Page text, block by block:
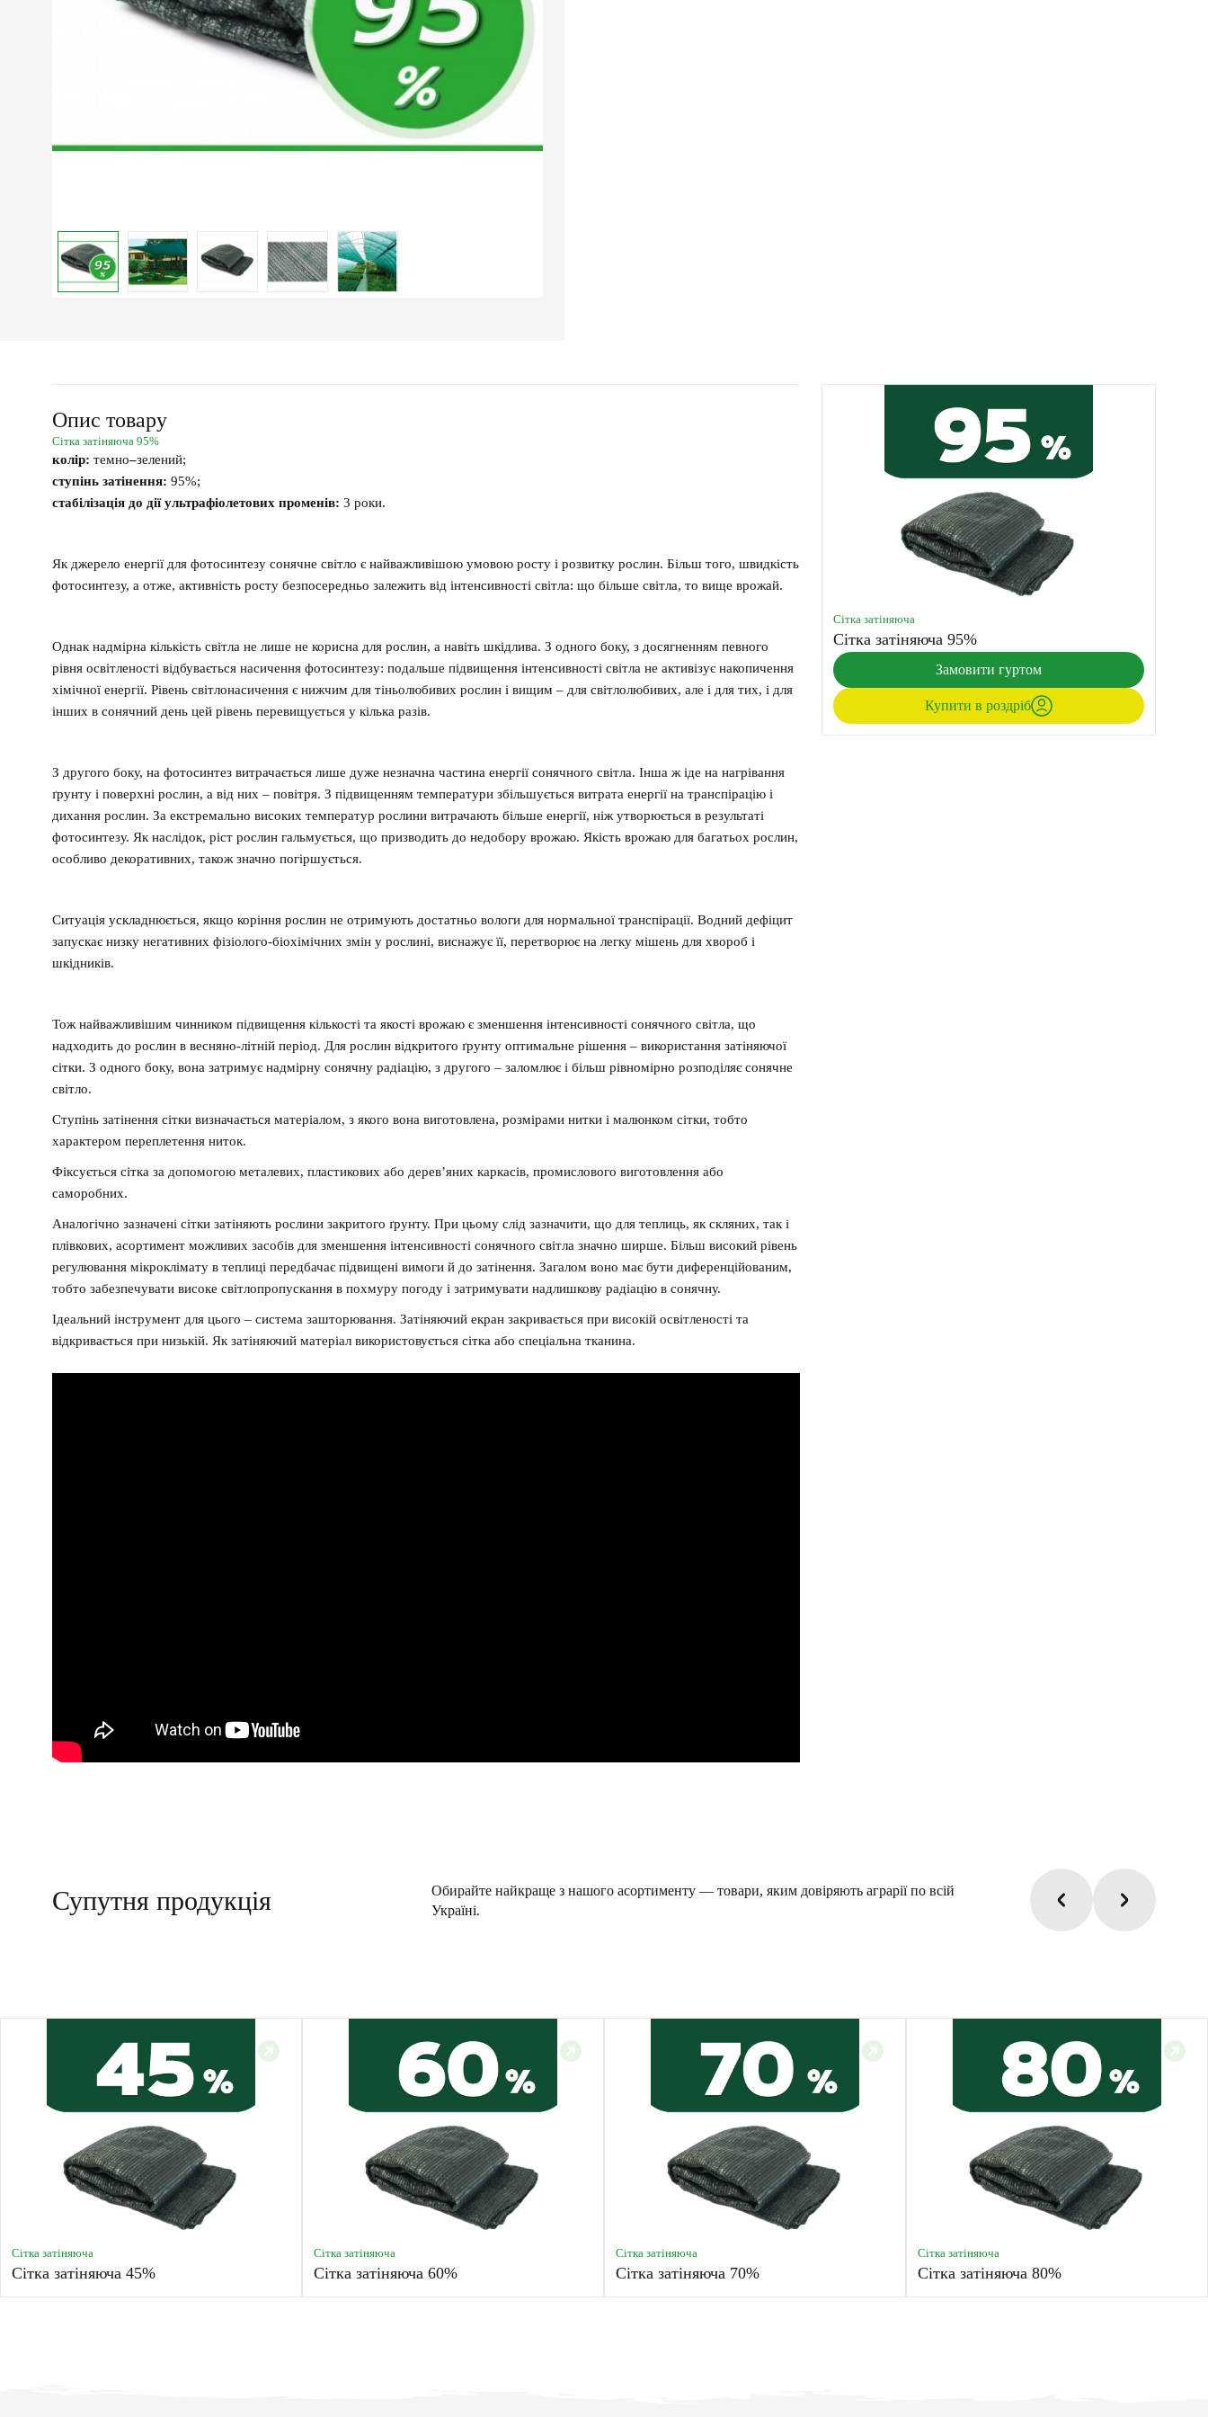
Опис товару
Сітка затіняюча 95%
колір: темно–зелений;
ступінь затінення: 95%;
стабілізація до дії ультрафіолетових променів: 3 роки.
Як джерело енергії для фотосинтезу сонячне світло є найважливішою умовою росту і розвитку рослин. Більш того, швидкість
фотосинтезу, а отже, активність росту безпосередньо залежить від інтенсивності світла: що більше світла, то вище врожай.
Однак надмірна кількість світла не лише не корисна для рослин, а навіть шкідлива. З одного боку, з досягненням певного
рівня освітленості відбувається насичення фотосинтезу: подальше підвищення інтенсивності світла не активізує накопичення
хімічної енергії. Рівень світлонасичення є нижчим для тіньолюбивих рослин і вищим – для світлолюбивих, але і для тих, і для
інших в сонячний день цей рівень перевищується у кілька разів.
З другого боку, на фотосинтез витрачається лише дуже незначна частина енергії сонячного світла. Інша ж іде на нагрівання
ґрунту і поверхні рослин, а від них – повітря. З підвищенням температури збільшується витрата енергії на транспірацію і
дихання рослин. За екстремально високих температур рослини витрачають більше енергії, ніж утворюється в результаті
фотосинтезу. Як наслідок, ріст рослин гальмується, що призводить до недобору врожаю. Якість врожаю для багатьох рослин,
особливо декоративних, також значно погіршується.
Ситуація ускладнюється, якщо коріння рослин не отримують достатньо вологи для нормальної транспірації. Водний дефіцит
запускає низку негативних фізіолого-біохімічних змін у рослині, виснажує її, перетворює на легку мішень для хвороб і
шкідників.
Тож найважливішим чинником підвищення кількості та якості врожаю є зменшення інтенсивності сонячного світла, що
надходить до рослин в весняно-літній період. Для рослин відкритого ґрунту оптимальне рішення – використання затіняючої
сітки. З одного боку, вона затримує надмірну сонячну радіацію, з другого – заломлює і більш рівномірно розподіляє сонячне
світло.
Ступінь затінення сітки визначається матеріалом, з якого вона виготовлена, розмірами нитки і малюнком сітки, тобто
характером переплетення ниток.
Фіксується сітка за допомогою металевих, пластикових або дерев’яних каркасів, промислового виготовлення або
саморобних.
Аналогічно зазначені сітки затіняють рослини закритого ґрунту. При цьому слід зазначити, що для теплиць, як скляних, так і
плівкових, асортимент можливих засобів для зменшення інтенсивності сонячного світла значно ширше. Більш високий рівень
регулювання мікроклімату в теплиці передбачає підвищені вимоги й до затінення. Загалом воно має бути диференційованим,
тобто забезпечувати високе світлопропускання в похмуру погоду і затримувати надлишкову радіацію в сонячну.
Ідеальний інструмент для цього – система зашторювання. Затіняючий екран закривається при високій освітленості та
відкривається при низькій. Як затіняючий матеріал використовується сітка або спеціальна тканина.
Сітка затіняюча
Сітка затіняюча 95%
Замовити гуртом
Купити в роздріб
Супутня продукція
Обирайте найкраще з нашого асортименту — товари, яким довіряють аграрії по всій
Україні.
Сітка затіняюча
Сітка затіняюча 45%
Сітка затіняюча
Сітка затіняюча 60%
Сітка затіняюча
Сітка затіняюча 70%
Сітка затіняюча
Сітка затіняюча 80%